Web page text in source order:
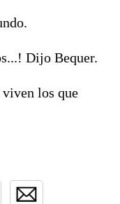
Dijo Bequer.
los que